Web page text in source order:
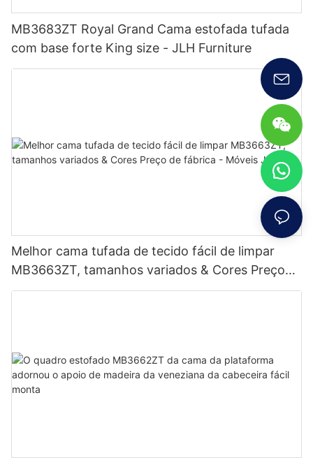
MB3683ZT Royal Grand Cama estofada tufada
com base forte King size - JLH Furniture
Melhor cama tufada de tecido fácil de limpar
MB3663ZT, tamanhos variados & Cores Preço
de fábrica - Móveis JLH